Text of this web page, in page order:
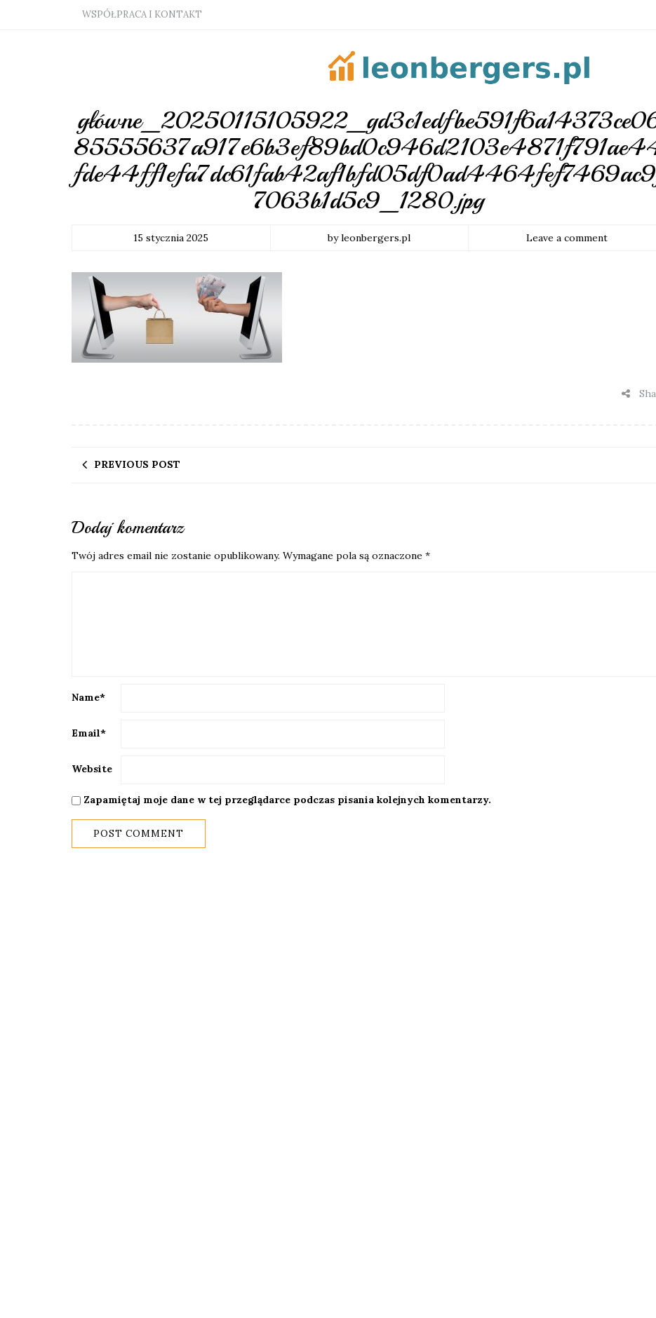
WSPÓŁPRACA I KONTAKT
7063b1d5c9_1280.jpg
15 stycznia 2025 by leonbergers.pl Leave a comment
PREVIOUS POST
Dodaj komentarz
Twój adres email nie zostanie opublikowany. Wymagane pola są oznaczone *
Name*
Email*
Website
Zapamiętaj moje dane w tej przeglądarce podczas pisania kolejnych komentarzy.